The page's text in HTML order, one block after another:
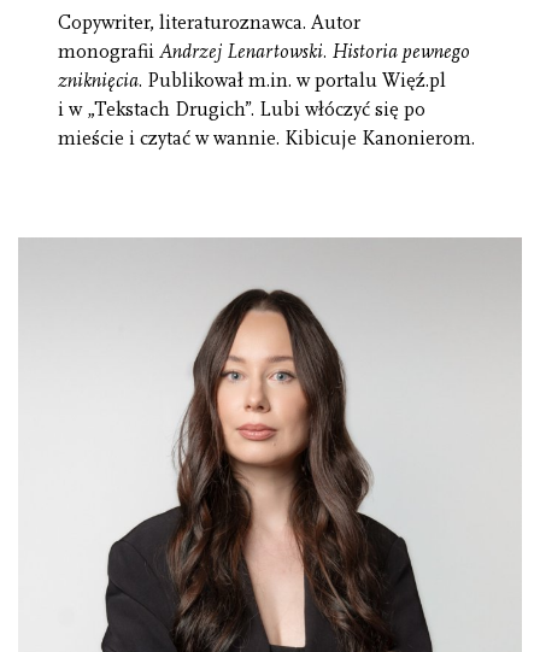
Copywriter, literaturoznawca. Autor
monografiiAndrzej Lenartowski. Historia pewnego
zniknięcia. Publikował m.in. w portalu Więź.pl
i w „Tekstach Drugich”. Lubi włóczyć się po
mieście i czytać w wannie. Kibicuje Kanonierom.